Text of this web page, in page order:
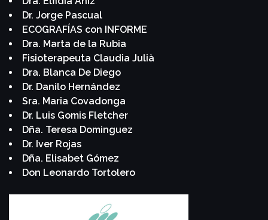
Dr. Jorge Pascual
ECOGRAFÍAS con INFORME
Dra. Marta de la Rubia
Fisioterapeuta Claudia Julià
Dra. Blanca De Diego
Dr. Danilo Hernández
Sra. Maria Covadonga
Dr. Luis Gomis Fletcher
Dña. Teresa Dominguez
Dr. Iver Rojas
Dña. Elisabet Gómez
Don Leonardo Tortolero